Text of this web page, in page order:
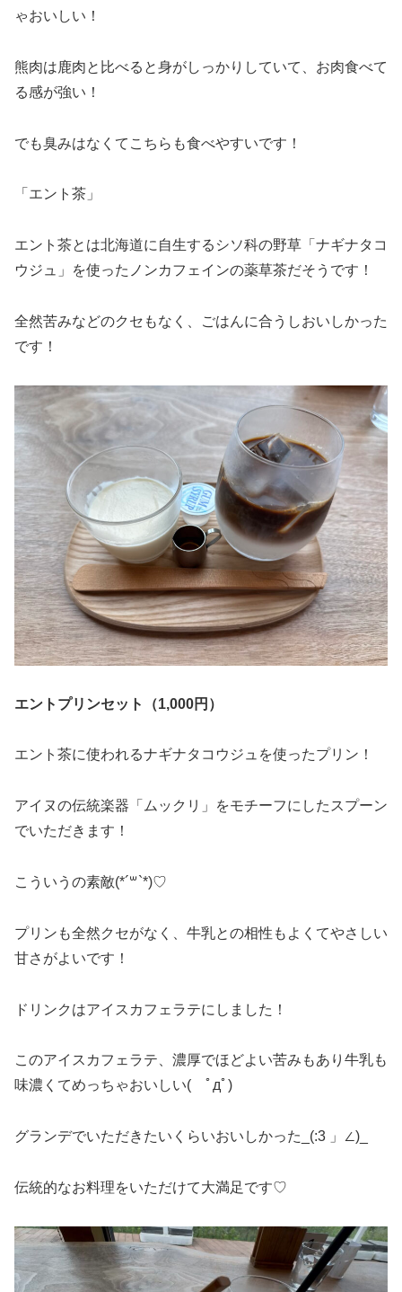
ゃおいしい！
熊肉は鹿肉と比べると身がしっかりしていて、お肉食べて
る感が強い！
でも臭みはなくてこちらも食べやすいです！
「エント茶」
エント茶とは北海道に自生するシソ科の野草「ナギナタコ
ウジュ」を使ったノンカフェインの薬草茶だそうです！
全然苦みなどのクセもなく、ごはんに合うしおいしかった
です！
エントプリンセット（1,000円）
エント茶に使われるナギナタコウジュを使ったプリン！
アイヌの伝統楽器「ムックリ」をモチーフにしたスプーン
でいただきます！
こういうの素敵(*´꒳`*)♡
プリンも全然クセがなく、牛乳との相性もよくてやさしい
甘さがよいです！
ドリンクはアイスカフェラテにしました！
このアイスカフェラテ、濃厚でほどよい苦みもあり牛乳も
味濃くてめっちゃおいしい( ﾟдﾟ)
グランデでいただきたいくらいおいしかった_(:3 」∠)_
伝統的なお料理をいただけて大満足です♡